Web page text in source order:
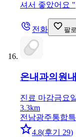
셔서 좋았어요 "
전화 팔
온내과의원
진료 마감금요
3.3km
전남광주통합
4.8(후기 29)